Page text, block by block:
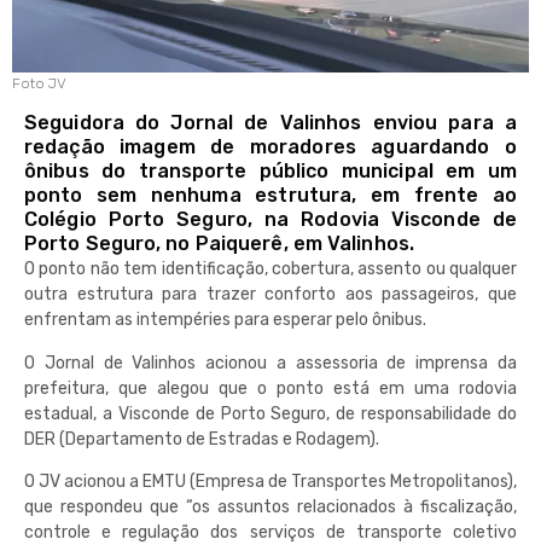
Foto JV
Seguidora do Jornal de Valinhos enviou para a
redação imagem de moradores aguardando o
ônibus do transporte público municipal em um
ponto sem nenhuma estrutura, em frente ao
Colégio Porto Seguro, na Rodovia Visconde de
Porto Seguro, no Paiquerê, em Valinhos.
O ponto não tem identificação, cobertura, assento ou qualquer
outra estrutura para trazer conforto aos passageiros, que
enfrentam as intempéries para esperar pelo ônibus.
O Jornal de Valinhos acionou a assessoria de imprensa da
prefeitura, que alegou que o ponto está em uma rodovia
estadual, a Visconde de Porto Seguro, de responsabilidade do
DER (Departamento de Estradas e Rodagem).
O JV acionou a EMTU (Empresa de Transportes Metropolitanos),
que respondeu que “os assuntos relacionados à fiscalização,
controle e regulação dos serviços de transporte coletivo